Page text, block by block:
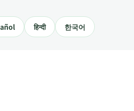
हिन्दी 한국어